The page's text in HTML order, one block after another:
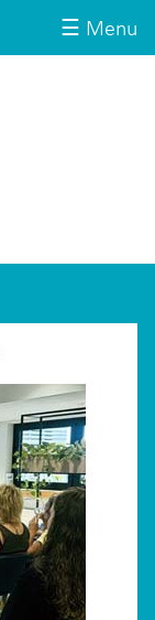
☰ Menu